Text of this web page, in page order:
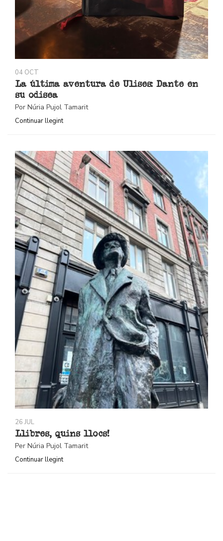
04 OCT
La última aventura de Ulises: Dante en
su odisea
Por Núria Pujol Tamarit
Continuar llegint
26 JUL
Llibres, quins llocs!
Per Núria Pujol Tamarit
Continuar llegint